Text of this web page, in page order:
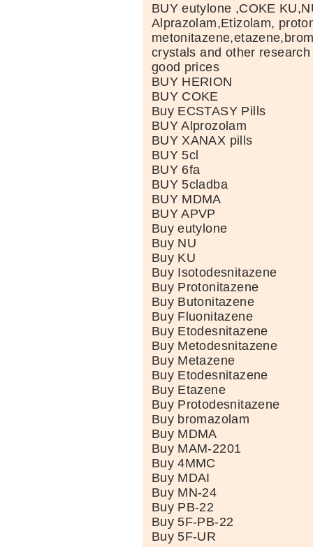
BUY eutylone ,COKE
Alprazolam,Etizolam,
crystals and other
good prices
BUY HERION
BUY COKE
Buy ECSTASY Pills
BUY Alprozolam
BUY XANAX pills
BUY 5cl
BUY 6fa
BUY 5cladba
BUY MDMA
BUY APVP
Buy eutylone
Buy NU
Buy KU
Buy Isotodesnitazene
Buy Protonitazene
Buy Butonitazene
Buy Fluonitazene
Buy Etodesnitazene
Buy Metodesnitazene
Buy Metazene
Buy Etodesnitazene
Buy Etazene
Buy Protodesnitazene
Buy bromazolam
Buy MDMA
Buy MAM-2201
Buy 4MMC
Buy MDAI
Buy MN-24
Buy PB-22
Buy 5F-PB-22
Buy 5F-UR